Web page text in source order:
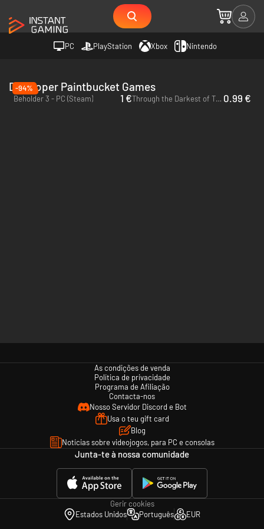
PC PlayStation Xbox Nintendo
Developer Paintbucket Games
-94%
Beholder 3 - PC (Steam)
1 € Through the Darkest of Times - PC & Mac (Steam) 0.99 €
As condições de venda
Política de privacidade
Programa de Afiliação
Contacta-nos
Nosso Servidor Discord e Bot
Usa o teu gift card
Blog
Notícias sobre videojogos, para PC e consolas
Junta-te à nossa comunidade
Gerir cookies
Estados Unidos
Português EUR